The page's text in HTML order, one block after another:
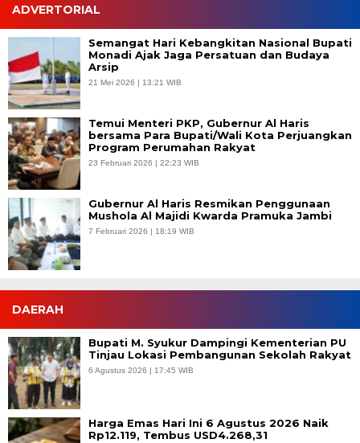
ADVERTORIAL
Semangat Hari Kebangkitan Nasional Bupati
Monadi Ajak Jaga Persatuan dan Budaya
Arsip
21 Mei 2026 | 13:21 WIB
Temui Menteri PKP, Gubernur Al Haris
bersama Para Bupati/Wali Kota Perjuangkan
Program Perumahan Rakyat
23 Februari 2026 | 22:23 WIB
Gubernur Al Haris Resmikan Penggunaan
Mushola Al Majidi Kwarda Pramuka Jambi
7 Februari 2026 | 18:19 WIB
DAERAH
Bupati M. Syukur Dampingi Kementerian PU
Tinjau Lokasi Pembangunan Sekolah Rakyat
6 Agustus 2026 | 17:45 WIB
Harga Emas Hari Ini 6 Agustus 2026 Naik
Rp12.119, Tembus USD4.268,31